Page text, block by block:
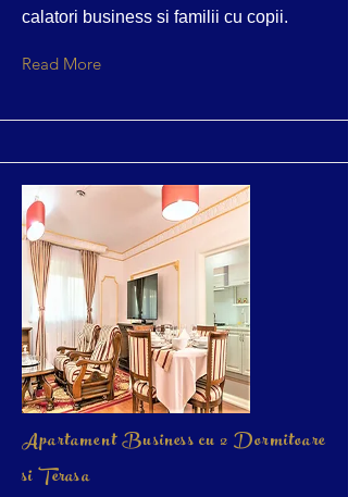
calatori business si familii cu copii.
Read More
Apartament Business cu 2 Dormitoare
si Terasa